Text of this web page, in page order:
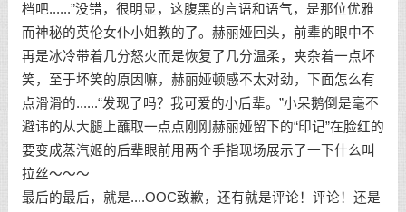
档吧......”没错，很明显，这腹黑的言语和语气，是那位优雅
而神秘的英伦女仆小姐教的了。赫丽娅回头，前辈的眼中不
再是冰冷带着几分怒火而是恢复了几分温柔，夹杂着一点坏
笑，至于坏笑的原因嘛，赫丽娅顿感不太对劲，下面怎么有
点滑滑的......“发现了吗？我可爱的小后辈。”小呆鹅倒是毫不
避讳的从大腿上蘸取一点点刚刚赫丽娅留下的“印记”在脸红的
要变成蒸汽姬的后辈眼前用两个手指现场展示了一下什么叫
拉丝～～～
最后的最后，就是....OOC致歉，还有就是评论！评论！还是